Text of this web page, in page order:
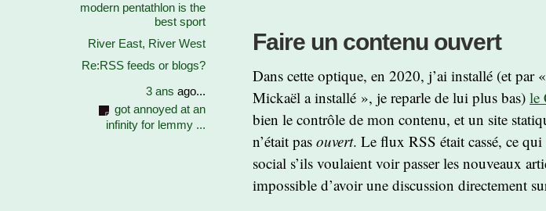
Faire un contenu ouvert
Dans cette optique, en 2020, j’ai installé (et
Mickaël a installé », je reparle de lui plus bas) le
bien le contrôle de mon contenu, et un site
n’était pas ouvert. Le flux RSS était cassé, ce
social s’ils voulaient voir passer les nouveaux
impossible d’avoir une discussion directement
modern pentathlon is the
best sport
River East, River West
Re:RSS feeds or blogs?
3 ans ago...
got annoyed at an
infinity for lemmy ...